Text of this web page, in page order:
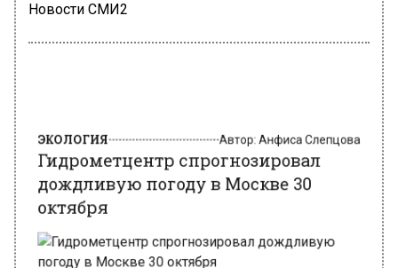
Новости СМИ2
дождливую погоду в Москве 30
октября